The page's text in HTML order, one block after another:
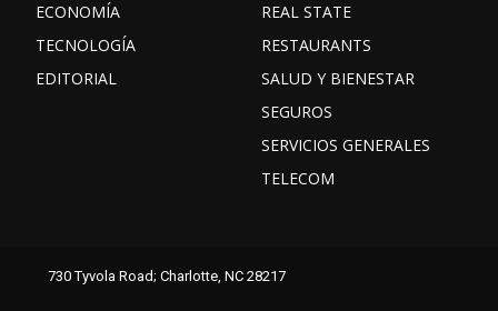
ECONOMÍA
TECNOLOGÍA
EDITORIAL
REAL STATE
RESTAURANTS
SALUD Y BIENESTAR
SEGUROS
SERVICIOS GENERALES
TELECOM
Facebook Instagram
730 Tyvola Road; Charlotte, NC 28217